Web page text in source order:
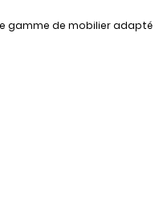
gamme de mobilier adapté